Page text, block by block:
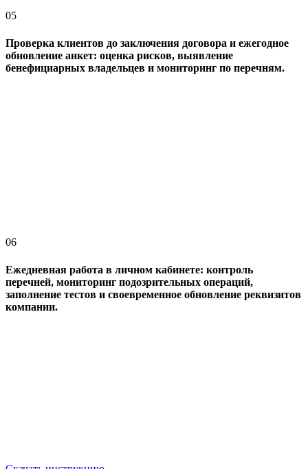
05
Проверка клиентов до заключения договора и ежегодное
обновление анкет: оценка рисков, выявление
бенефициарных владельцев и мониторинг по перечням.
06
Ежедневная работа в личном кабинете: контроль
перечней, мониторинг подозрительных операций,
заполнение тестов и своевременное обновление реквизитов
компании.